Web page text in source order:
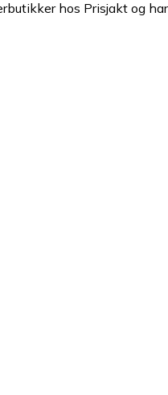
hos Prisjakt og